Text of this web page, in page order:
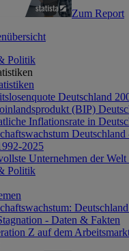
Zum Report
Politik
Deutschland
(BIP)
Inflationsrate in
Deutschland
2025
Unternehmen der Welt
Politik
- Daten & Fakten
Z auf dem